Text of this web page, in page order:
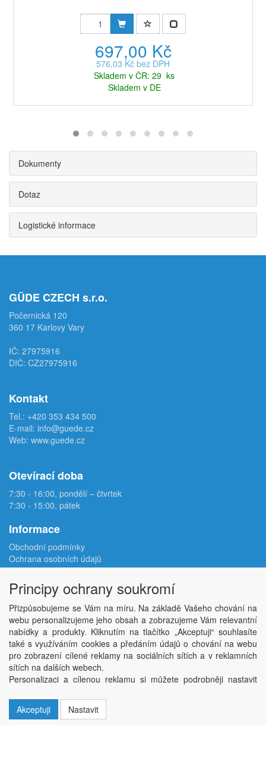
697,00 Kč
576,03 Kč bez DPH
Skladem v ČR: 29 ks
Skladem v DE
Dokumenty
Dotaz
Logistické informace
GÜDE CZECH s.r.o.
Počernická 120
360 17 Karlovy Vary
IČ: 27975916
DIČ: CZ27975916
Kontakt
Tel.: +420 353 434 500
E-mail: info@guede.cz
Web: www.guede.cz
Otevírací doba
7:30 - 16:00, pondělí – čtvrtek
7:30 - 15:00, pátek
Informace
Obchodní podmínky
Ochrana osobních údajů
Reklamační protokol
Odstoupení od smlouvy
Podmínky užití e-shopu
Doprava
Velkoobchod
Kontakt
Nastavení soukromí
Copyright © ABRA Software a.s. 2026,
Principy ochrany soukromí
Přizpůsobujeme se Vám na míru. Na základě Vašeho chování na
webu personalizujeme jeho obsah a zobrazujeme Vám relevantní
nabídky a produkty. Kliknutím na tlačítko „Akceptuji“ souhlasíte
také s využíváním cookies a předáním údajů o chování na webu
pro zobrazení cílené reklamy na sociálních sítích a v reklamních
sítích na dalších webech.
Personalizaci a cílenou reklamu si můžete podrobněji nastavit
Akceptuji
Nastavit